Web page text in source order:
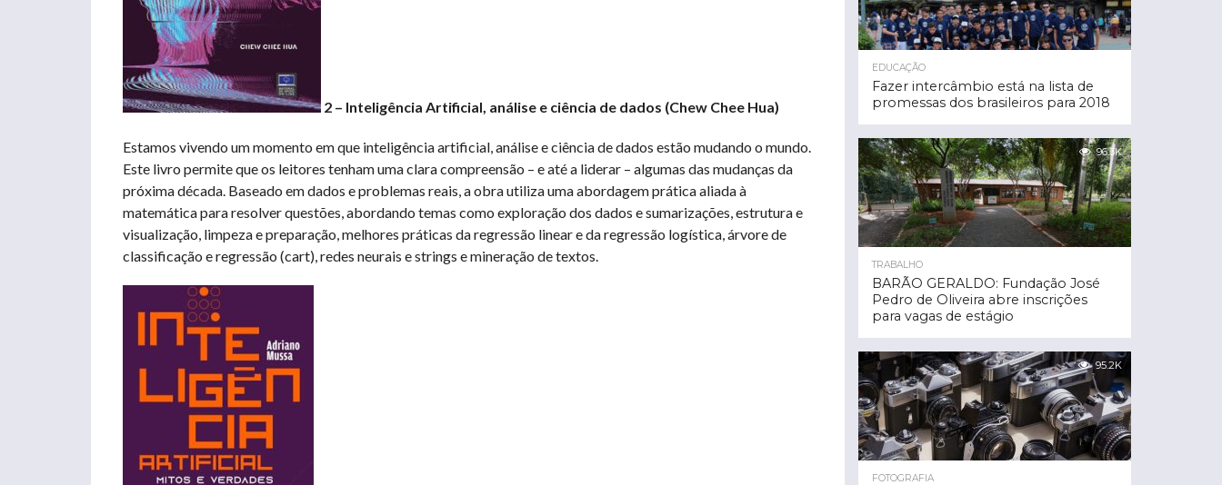
2 – Inteligência Artificial, análise e ciência de dados (Chew Chee Hua)
Estamos vivendo um momento em que inteligência artificial, análise e ciência de dados estão mudando o mundo.
Este livro permite que os leitores tenham uma clara compreensão – e até a liderar – algumas das mudanças da
próxima década. Baseado em dados e problemas reais, a obra utiliza uma abordagem prática aliada à
matemática para resolver questões, abordando temas como exploração dos dados e sumarizações, estrutura e
visualização, limpeza e preparação, melhores práticas da regressão linear e da regressão logística, árvore de
classificação e regressão (cart), redes neurais e strings e mineração de textos.
EDUCAÇÃO
Fazer intercâmbio está na lista de
promessas dos brasileiros para 2018
96.3K
TRABALHO
BARÃO GERALDO: Fundação José
Pedro de Oliveira abre inscrições
para vagas de estágio
95.2K
FOTOGRAFIA